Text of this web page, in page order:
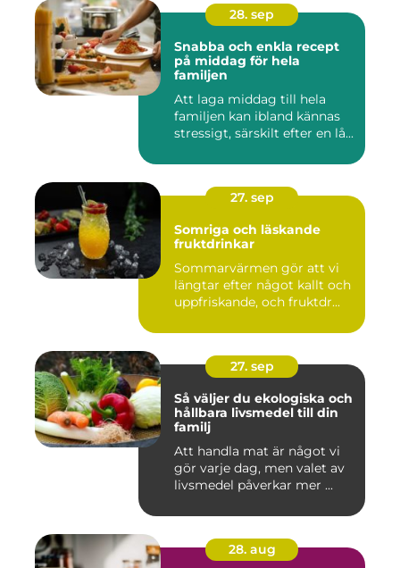
28. sep
Snabba och enkla recept
på middag för hela
familjen
Att laga middag till hela
familjen kan ibland kännas
stressigt, särskilt efter en lå...
27. sep
Somriga och läskande
fruktdrinkar
Sommarvärmen gör att vi
längtar efter något kallt och
uppfriskande, och fruktdr...
27. sep
Så väljer du ekologiska och
hållbara livsmedel till din
familj
Att handla mat är något vi
gör varje dag, men valet av
livsmedel påverkar mer ...
28. aug